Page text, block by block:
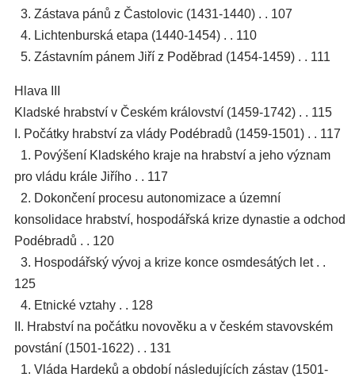
3. Zástava pánů z Častolovic (1431-1440) . . 107
4. Lichtenburská etapa (1440-1454) . . 110
5. Zástavním pánem Jiří z Poděbrad (1454-1459) . . 111
Hlava III
Kladské hrabství v Českém království (1459-1742) . . 115
I. Počátky hrabství za vlády Podébradů (1459-1501) . . 117
1. Povýšení Kladského kraje na hrabství a jeho význam
pro vládu krále Jiřího . . 117
2. Dokončení procesu autonomizace a územní
konsolidace hrabství, hospodářská krize dynastie a odchod
Podébradů . . 120
3. Hospodářský vývoj a krize konce osmdesátých let . .
125
4. Etnické vztahy . . 128
II. Hrabství na počátku novověku a v českém stavovském
povstání (1501-1622) . . 131
1. Vláda Hardeků a období následujících zástav (1501-